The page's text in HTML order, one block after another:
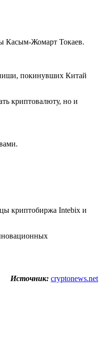
Касым-Жомарт Токаев.
ниши, покинувших Китай
криптовалюту, но и
криптобиржа Intebix и
Источник: cryptonews.net